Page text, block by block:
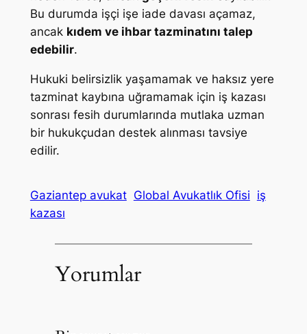
Bu durumda işçi işe iade davası açamaz,
ancak kıdem ve ihbar tazminatını talep
edebilir.
Hukuki belirsizlik yaşamamak ve haksız yere
tazminat kaybına uğramamak için iş kazası
sonrası fesih durumlarında mutlaka uzman
bir hukukçudan destek alınması tavsiye
edilir.
Gaziantep avukat Global Avukatlık Ofisi iş
kazası
Yorumlar